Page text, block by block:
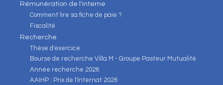
Rémunération de l'interne
Comment lire sa fiche de paie ?
Fiscalité
Recherche
Thèse d'exercice
Bourse de recherche Villa M - Groupe Pasteur Mutualité
Année recherche 2026
AAIHP : Prix de l'Internat 2026